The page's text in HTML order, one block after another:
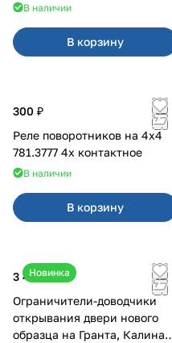
В наличии
В корзину
300 ₽
Реле поворотников на 4х4
781.3777 4х контактное
В наличии
В корзину
Новинка
3 400 ₽
Ограничители-доводчики
открывания двери нового
образца на Гранта, Калина 2,